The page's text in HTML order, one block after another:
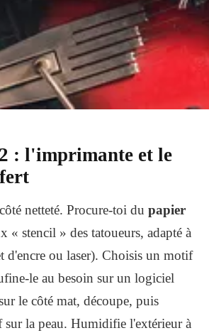
: l'imprimante et le
netteté. Procure-toi du papier
« stencil » des tatoueurs, adapté à
d'encre ou laser). Choisis un motif
le au besoin sur un logiciel
le côté mat, découpe, puis
la peau. Humidifie l'extérieur à